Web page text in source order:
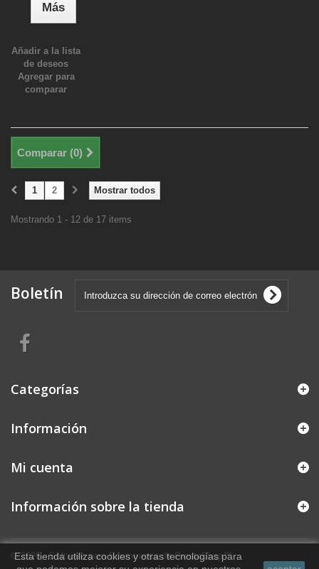
Más
Añadir a la lista
de deseos
Agregar para
comparar
Comparar (0)
Mostrar todos
1 2
Mostrando 1 - 12 de 17 items
Boletín
Categorías
Información
© 2026 - Software para Ecommerce de PrestaShop™
Mi cuenta
Información sobre la tienda
Esta tienda utiliza cookies y otras tecnologías para